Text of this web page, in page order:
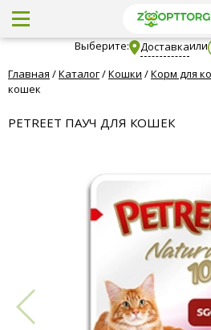
Выберите: Доставкаили
Главная /Каталог/Кошки /Корм для
кошек
PETREET ПАУЧ ДЛЯ КОШЕК